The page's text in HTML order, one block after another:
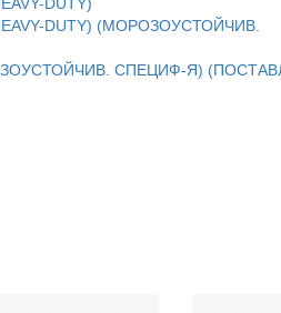
DUTY) (МОРОЗОУСТОЙЧИВ.
СПЕЦИФ-Я)